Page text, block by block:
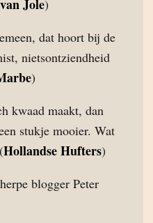
Jole)
dat hoort bij de
nietsontziendheid
)
kwaad maakt, dan
stukje mooier. Wat
Hollandse Hufters)
blogger Peter